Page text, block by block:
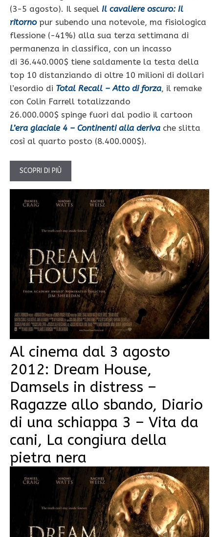
(3-5 agosto). Il sequel Il cavaliere oscuro: Il
ritornopur subendo una notevole, ma fisiologica
flessione (-41%) alla sua terza settimana di
permanenza in classifica, con un incasso
di 36.440.000$ tiene saldamente la testa della
top 10 distanziando di oltre 10 milioni di dollari
l’esordio di Total Recall – Atto di forza, il remake
con Colin Farrell totalizzando
26.000.000$ spinge fuori dal podio il cartoon
L’era glaciale 4 – Continenti alla deriva che slitta
così al quarto posto (8.400.000$).
SCOPRI DI PIÙ
Al cinema dal 3 agosto
2012: Dream House,
Damsels in distress –
Ragazze allo sbando, Diario
di una schiappa 3 – Vita da
cani, La congiura della
pietra nera